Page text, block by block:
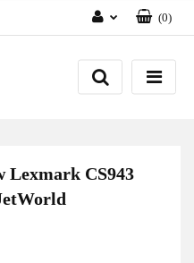
Zaloguj się
Załóż konto
(0)
Lexmark CS943